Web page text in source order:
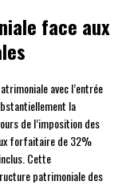
face aux
avec l’entrée
la
de l’imposition des
forfaitaire de 32%
Cette
patrimoniale des